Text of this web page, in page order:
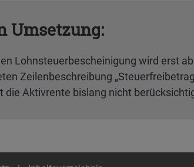
Umsetzung:
Lohnsteuerbescheinigung wird erst
Zeilenbeschreibung
Aktivrente bislang nicht